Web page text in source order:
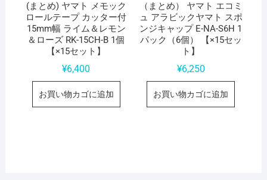
(まとめ) ヤマト メモック
ロールテープ カッター付
15mm幅 ライム＆レモン
＆ローズ RK-15CH-B 1個
【×15セット】
¥6,400
お買い物カゴに追加
（まとめ） ヤマト エコミ
ュ アラビックヤマト スポ
ンジキャップ E-NA-S6H 1
パック（6個） 【×15セッ
ト】
¥6,250
お買い物カゴに追加